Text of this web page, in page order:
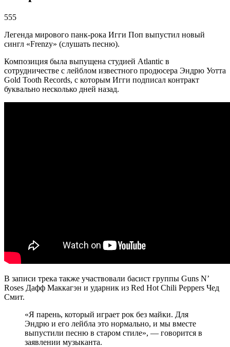
555
Легенда мирового панк-рока Игги Поп выпустил новый
сингл «Frenzy» (слушать песню).
Композиция была выпущена студией Atlantic в
сотрудничестве с лейблом известного продюсера Эндрю Уотта
Gold Tooth Records, с которым Игги подписал контракт
буквально несколько дней назад.
В записи трека также участвовали басист группы Guns N’
Roses Дафф Маккагэн и ударник из Red Hot Chili Peppers Чед
Смит.
«Я парень, который играет рок без майки. Для
Эндрю и его лейбла это нормально, и мы вместе
выпустили песню в старом стиле», — говорится в
заявлении музыканта.